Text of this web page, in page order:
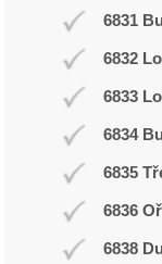
6831
6832
6833
6834
6835
6836
6838